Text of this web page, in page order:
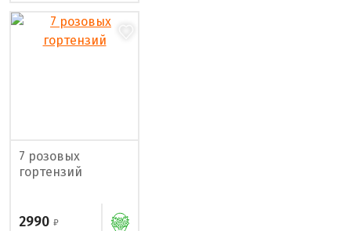
7 розовых
гортензий
2990